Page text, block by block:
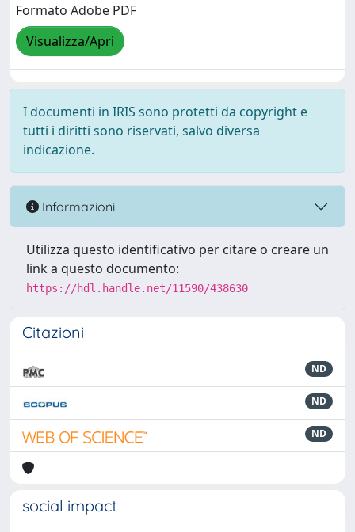
Formato Adobe PDF
Visualizza/Apri
I documenti in IRIS sono protetti da copyright e
tutti i diritti sono riservati, salvo diversa
indicazione.
Informazioni
Utilizza questo identificativo per citare o creare un
link a questo documento:
https://hdl.handle.net/11590/438630
Citazioni
ND
ND
ND
social impact